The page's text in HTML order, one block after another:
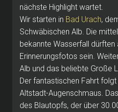
nächste Highlight wartet.
Wir starten in Bad Urach,
Schwäbischen Alb. Die
bekannte Wasserfall
Erinnerungsfotos sein.
Alb und das beliebte Große
Der fantastischen Fahrt
Altstadt-Augenschmaus.
des Blautopfs, der über